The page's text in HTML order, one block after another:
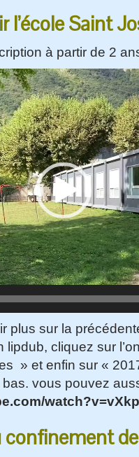
l’école Saint
à partir de 2
plus sur la
lipdub, cliquez sur
» et enfin sur «
vous pouvez
confinement